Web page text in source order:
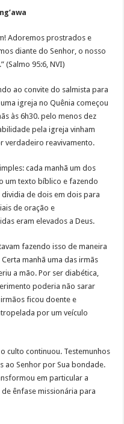
Adoremos prostrados e
diante do Senhor, o nosso
(Salmo 95:6, NVI)
ao convite do salmista para
igreja no Quênia começou
às 6h30. pelo menos dez
pela igreja vinham
verdadeiro reavivamento.
cada manhã um dos
um texto bíblico e fazendo
de dois em dois para
de oração e
eram elevados a Deus.
fazendo isso de maneira
manhã uma das irmãs
a mão. Por ser diabética,
poderia não sarar
ficou doente e
por um veículo
culto continuou. Testemunhos
ao Senhor por Sua bondade.
em particular a
ênfase missionária para